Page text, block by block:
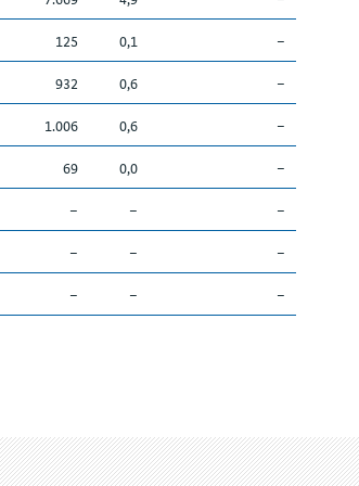
125 0,1
–
932 0,6
–
1.006 0,6
–
69 0,0
–
– –
–
– –
–
– – –